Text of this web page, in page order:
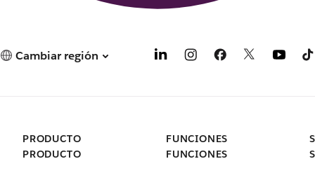
Cambiar región
PRODUCTO
PRODUCTO
FUNCIONES
FUNCIONES